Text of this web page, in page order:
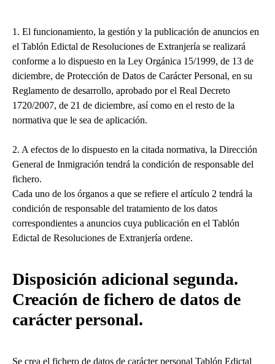
1. El funcionamiento, la gestión y la publicación de anuncios en
el Tablón Edictal de Resoluciones de Extranjería se realizará
conforme a lo dispuesto en la Ley Orgánica 15/1999, de 13 de
diciembre, de Protección de Datos de Carácter Personal, en su
Reglamento de desarrollo, aprobado por el Real Decreto
1720/2007, de 21 de diciembre, así como en el resto de la
normativa que le sea de aplicación.
2. A efectos de lo dispuesto en la citada normativa, la Dirección
General de Inmigración tendrá la condición de responsable del
fichero.
Cada uno de los órganos a que se refiere el artículo 2 tendrá la
condición de responsable del tratamiento de los datos
correspondientes a anuncios cuya publicación en el Tablón
Edictal de Resoluciones de Extranjería ordene.
Disposición adicional segunda.
Creación de fichero de datos de
carácter personal.
Se crea el fichero de datos de carácter personal Tablón Edictal